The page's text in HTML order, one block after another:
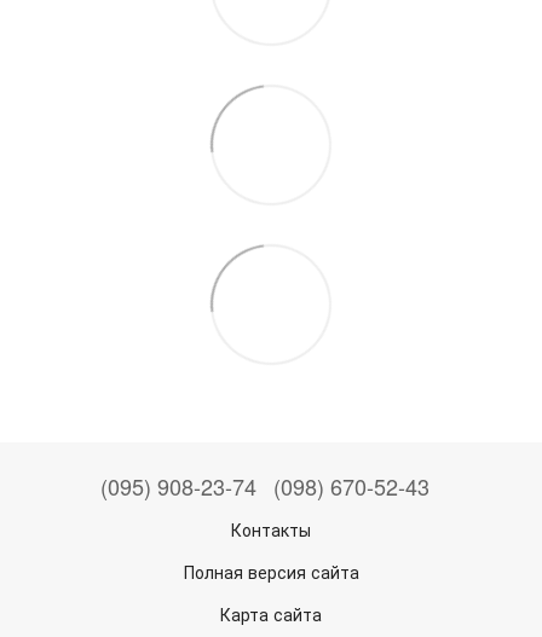
(095) 908-23-74 (098) 670-52-43
Контакты
Полная версия сайта
Карта сайта